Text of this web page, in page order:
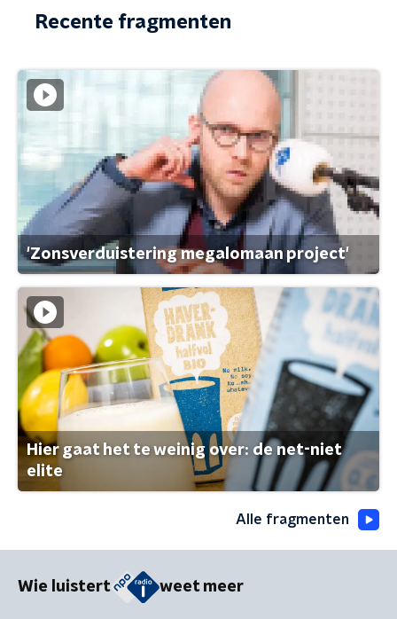
Recente fragmenten
'Zonsverduistering megalomaan project'
Hier gaat het te weinig over: de net-niet
elite
Alle fragmenten
Wie luistert weet meer